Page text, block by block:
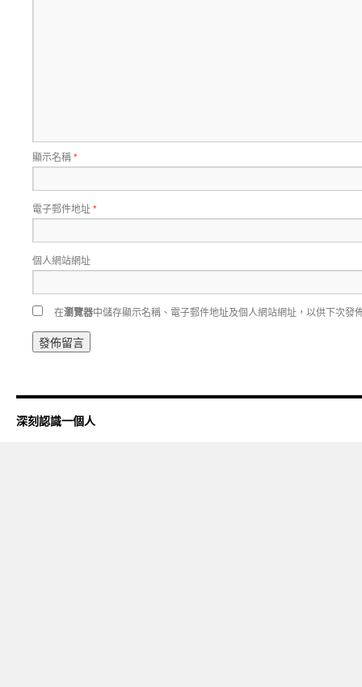
顯示名稱*
電子郵件地址*
個人網站網址
在瀏覽器中儲存顯示名稱、電子郵件地址及個人網站網址，以供下次發
深刻認識一個人